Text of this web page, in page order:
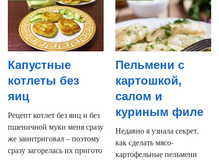
Капустные
котлеты без
яиц
Рецепт котлет без яиц и без
пшеничной муки меня сразу
же заинтриговал – поэтому
сразу загорелась их пригото
Пельмени с
картошкой,
салом и
куриным филе
Недавно я узнала секрет,
как сделать мясо-
картофельные пельмени